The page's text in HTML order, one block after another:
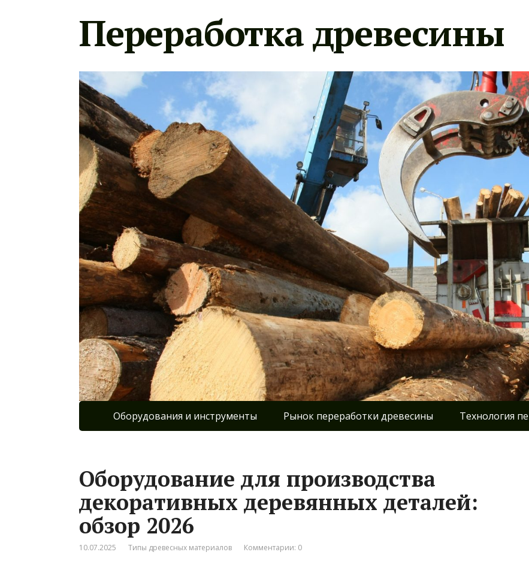
Переработка древесины
Оборудования и инструменты Рынок переработки древесины Технология
Оборудование для производства
декоративных деревянных деталей:
обзор 2026
10.07.2025 Типы древесных материалов Комментарии: 0